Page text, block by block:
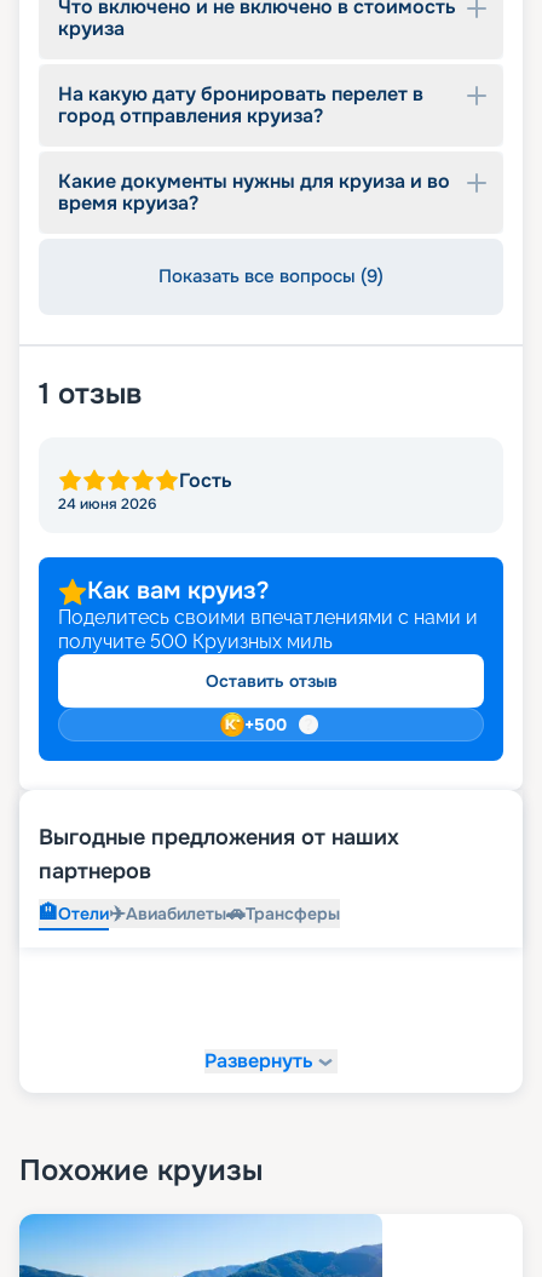
Что включено и не включено в стоимость
круиза
На какую дату бронировать перелет в
город отправления круиза?
Какие документы нужны для круиза и во
время круиза?
Показать все вопросы (9)
1 отзыв
Гость
24 июня 2026
Как вам круиз?
Поделитесь своими впечатлениями с нами и
получите 500 Круизных миль
Оставить отзыв
+500
Выгодные предложения от наших
партнеров
🏨Отели✈️Авиабилеты🚗Трансферы
Развернуть
Похожие круизы